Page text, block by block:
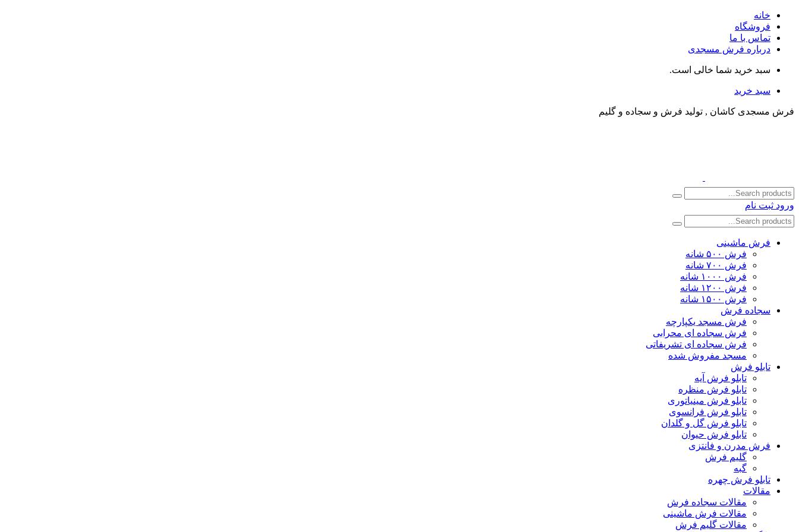
خانه
فروشگاه
تماس با ما
درباره فرش مسجدی
سبد خرید شما خالی است.
سبد خرید
فرش مسجدی کاشان , تولید فرش و سجاده و گلیم
ورود ثبت نام
فرش ماشینی
فرش ۵۰۰ شانه
فرش ۷۰۰ شانه
فرش ۱۰۰۰ شانه
فرش ۱۲۰۰ شانه
فرش ۱۵۰۰ شانه
سجاده فرش
فرش مسجد یکپارچه
فرش سجاده ای محرابی
فرش سجاده ای تشریفاتی
مسجد مفروش شده
تابلو فرش
تابلو فرش آیه
تابلو فرش منظره
تابلو فرش مینیاتوری
تابلو فرش فرانسوی
تابلو فرش گل و گلدان
تابلو فرش حیوان
فرش مدرن و فانتزی
گلیم فرش
گبه
تابلو فرش چهره
مقالات
مقالات سجاده فرش
مقالات فرش ماشینی
مقالات گلیم فرش